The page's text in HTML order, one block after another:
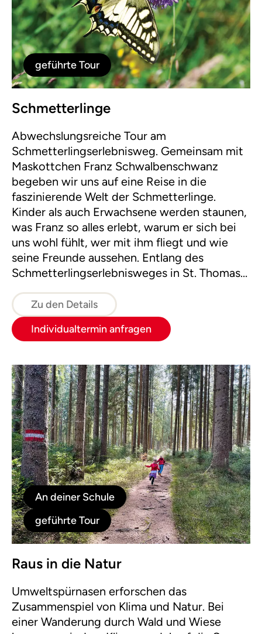
Teilnehmer:innen ausdrücklich erwünscht.
geführte Tour
Schmetterlinge
Abwechslungsreiche Tour am
Schmetterlingserlebnisweg. Gemeinsam mit
Maskottchen Franz Schwalbenschwanz
begeben wir uns auf eine Reise in die
faszinierende Welt der Schmetterlinge.
Kinder als auch Erwachsene werden staunen,
was Franz so alles erlebt, warum er sich bei
uns wohl fühlt, wer mit ihm fliegt und wie
seine Freunde aussehen. Entlang des
Schmetterlingserlebnisweges in St. Thomas
Rätsel und Erlebnisstationen auf kleine und
große Entdecker:innen.
Zu den Details
Individualtermin anfragen
An deiner Schule
geführte Tour
Raus in die Natur
Umweltspürnasen erforschen das
Zusammenspiel von Klima und Natur. Bei
einer Wanderung durch Wald und Wiese